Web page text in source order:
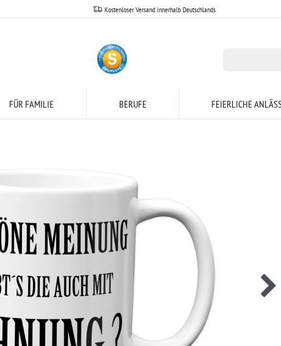
Kostenloser Versand innerhalb Deutschlands
FÜR FAMILIE BERUFE FEIERLICHE
Schöne Meinung. Gibt's die auch mit Ahnung?